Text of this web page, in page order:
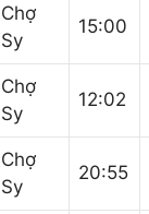
Chợ
Sy
15:00
Chợ
Sy
12:02
Chợ
Sy
20:55